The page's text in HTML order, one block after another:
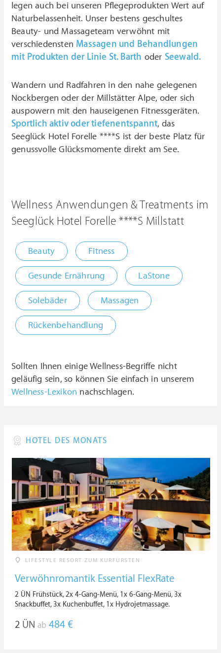
legen auch bei unseren Pflegeprodukten Wert auf
Naturbelassenheit. Unser bestens geschultes
Beauty- und Massageteam verwöhnt mit
verschiedensten Massagen und Behandlungen
mit Produkten der Linie St. Barth oder Seewald.
Wandern und Radfahren in den nahe gelegenen
Nockbergen oder der Millstätter Alpe, oder sich
auspowern mit den hauseigenen Fitnessgeräten.
Sportlich aktiv oder tiefenentspannt, das
Seeglück Hotel Forelle ****S ist der beste Platz für
genussvolle Glücksmomente direkt am See.
Wellness Anwendungen & Treatments im
Seeglück Hotel Forelle ****S Millstatt
Beauty Fitness
Gesunde Ernährung LaStone
Solebäder Massagen
Rückenbehandlung
Sollten Ihnen einige Wellness-Begriffe nicht
geläufig sein, so können Sie einfach in unserem
Wellness-Lexikon nachschlagen.
HOTEL DES MONATS
LIFESTYLE RESORT ZUM KURFÜRSTEN
Verwöhnromantik Essential FlexRate
2 ÜN Frühstück, 2x 4-Gang-Menü, 1x 6-Gang-Menü, 3x
Snackbuffet, 3x Kuchenbuffet, 1x Hydrojetmassage.
2 ÜN ab 484 €